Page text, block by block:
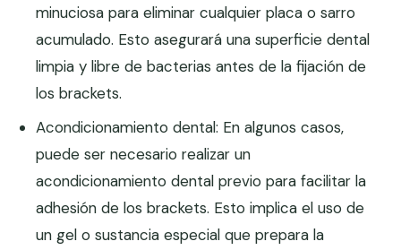
minuciosa para eliminar cualquier placa o sarro
acumulado. Esto asegurará una superficie dental
limpia y libre de bacterias antes de la fijación de
los brackets.
Acondicionamiento dental: En algunos casos,
puede ser necesario realizar un
acondicionamiento dental previo para facilitar la
adhesión de los brackets. Esto implica el uso de
un gel o sustancia especial que prepara la